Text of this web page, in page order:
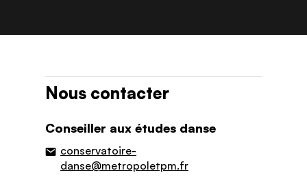
Nous contacter
Conseiller aux études danse
conservatoire-
danse@metropoletpm.fr